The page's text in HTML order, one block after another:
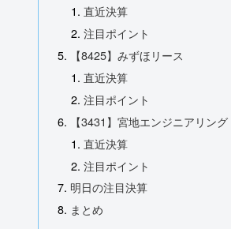
直近決算
注目ポイント
【8425】みずほリース
直近決算
注目ポイント
【3431】宮地エンジニアリング
直近決算
注目ポイント
明日の注目決算
まとめ